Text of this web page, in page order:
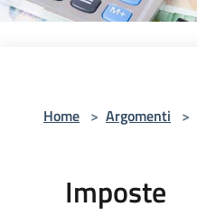
Home > Argomenti >
Imposte